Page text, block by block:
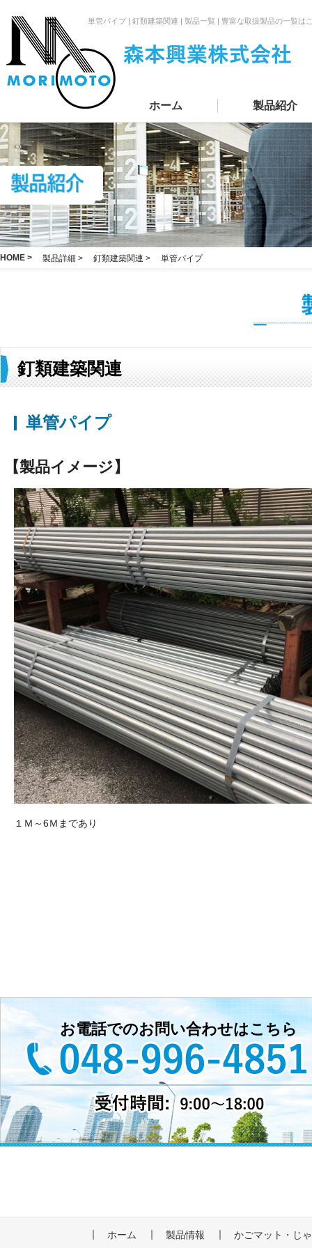
単管パイプ | 釘類建築関連 | 製品一覧 | 豊富な取扱製品の一覧
ホーム 製品紹介
HOME > 製品詳細 > 釘類建築関連 > 単管パイプ
釘類建築関連
単管パイプ
【製品イメージ】
１Ｍ～6Ｍまであり
お電話でのお問い合わせはこちら
ホーム 製品情報 かごマット・じ